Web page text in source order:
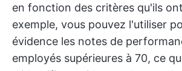
en fonction des critères qu'ils
exemple, vous pouvez l'utiliser
évidence les notes de
employés supérieures à 70, ce